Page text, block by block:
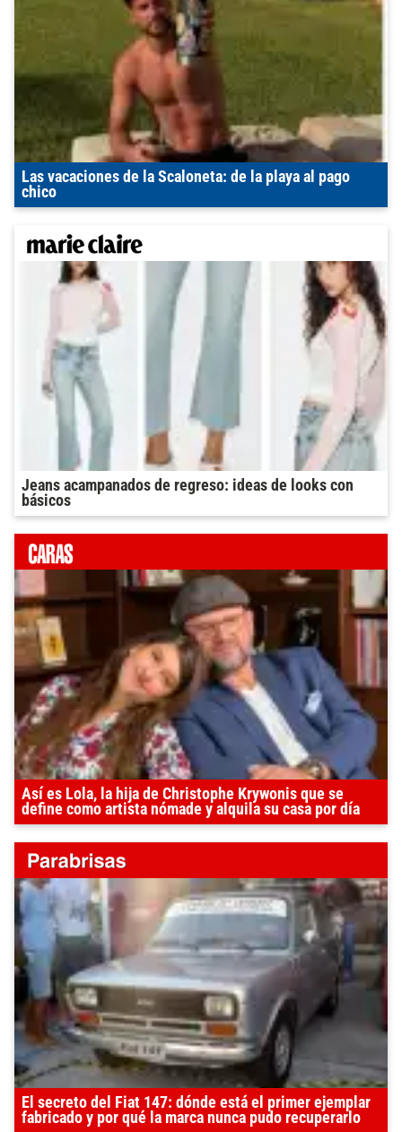
Las vacaciones de la Scaloneta: de la playa al pago
chico
Jeans acampanados de regreso: ideas de looks con
básicos
Así es Lola, la hija de Christophe Krywonis que se
define como artista nómade y alquila su casa por día
El secreto del Fiat 147: dónde está el primer ejemplar
fabricado y por qué la marca nunca pudo recuperarlo